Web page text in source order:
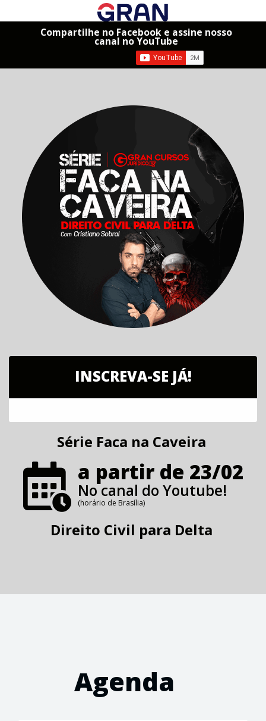
Compartilhe no Facebook e assine nosso
canal no YouTube
INSCREVA-SE JÁ!
Série Faca na Caveira
a partir de 23/02
No canal do Youtube!
(horário de Brasília)
Direito Civil para Delta
Agenda